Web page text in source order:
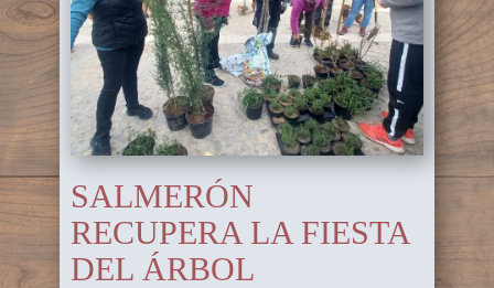
SALMERÓN
RECUPERA LA FIESTA
DEL ÁRBOL